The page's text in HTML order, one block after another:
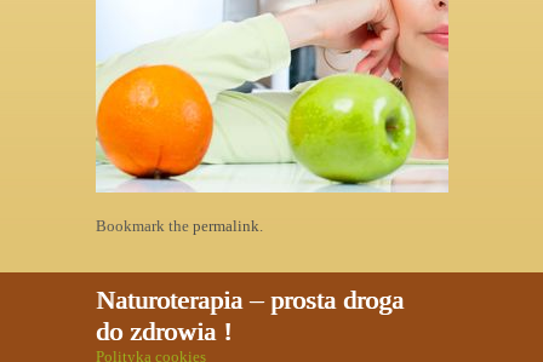
Bookmark the permalink.
Naturoterapia – prosta droga
do zdrowia !
Polityka cookies